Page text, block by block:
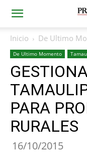
Inicio De Ultimo
De Ultimo Momento
PARA
RURALES
16/10/2015